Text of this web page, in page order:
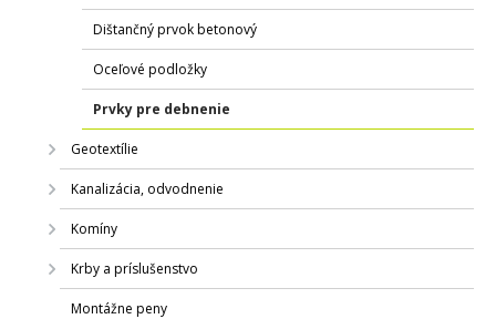
Dištančný prvok betonový
Oceľové podložky
Prvky pre debnenie
Geotextílie
Kanalizácia, odvodnenie
Komíny
Krby a príslušenstvo
Montážne peny